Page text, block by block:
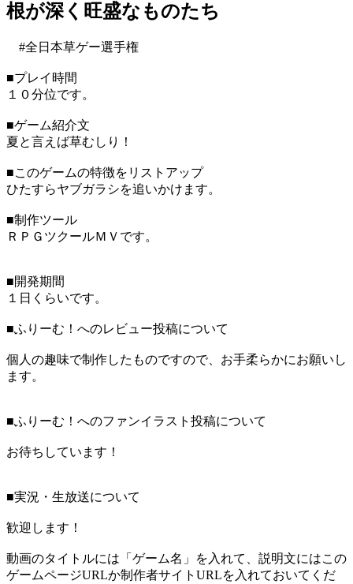
根が深く旺盛なものたち
#全日本草ゲー選手権
■プレイ時間
１０分位です。
■ゲーム紹介文
夏と言えば草むしり！
■このゲームの特徴をリストアップ
ひたすらヤブガラシを追いかけます。
■制作ツール
ＲＰＧツクールＭＶです。
■開発期間
１日くらいです。
■ふりーむ！へのレビュー投稿について
個人の趣味で制作したものですので、お手柔らかにお願いし
ます。
■ふりーむ！へのファンイラスト投稿について
お待ちしています！
■実況・生放送について
歓迎します！
動画のタイトルには「ゲーム名」を入れて、説明文にはこの
ゲームページURLか制作者サイトURLを入れておいてくだ